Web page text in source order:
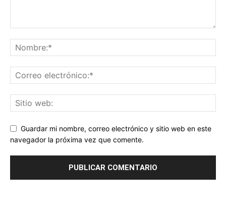
Guardar mi nombre, correo electrónico y sitio web en este
navegador la próxima vez que comente.